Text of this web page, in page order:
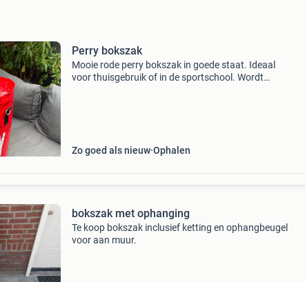
Perry bokszak
Mooie rode perry bokszak in goede staat. Ideaal
voor thuisgebruik of in de sportschool. Wordt
Zo goed als nieuw Ophalen
bokszak met ophanging
Te koop bokszak inclusief ketting en ophangbeugel
voor aan muur.